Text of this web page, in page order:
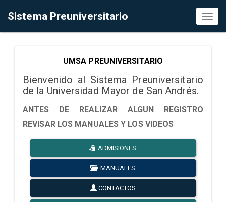
Sistema Preuniversitario
UMSA PREUNIVERSITARIO
Bienvenido al Sistema Preuniversitario
de la Universidad Mayor de San Andrés.
ANTES DE REALIZAR ALGUN REGISTRO
REVISAR LOS MANUALES Y LOS VIDEOS
ADMISIONES
MANUALES
CONTACTOS